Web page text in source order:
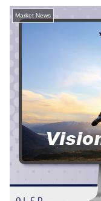
Market News